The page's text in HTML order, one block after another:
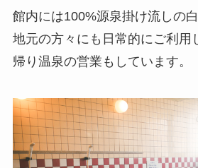
館内には100%源泉掛け流しの
地元の方々にも日常的にご利用
帰り温泉の営業もしています。